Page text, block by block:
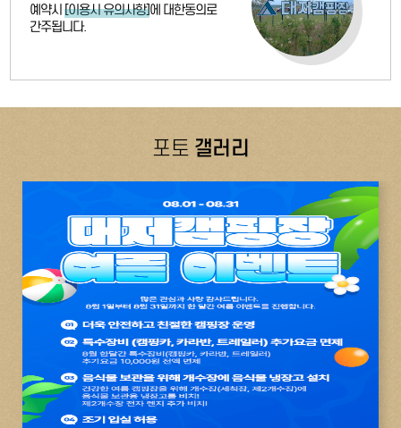
예약시[이용시 유의사항]에 대한동의로
간주됩니다.
포토 갤러리